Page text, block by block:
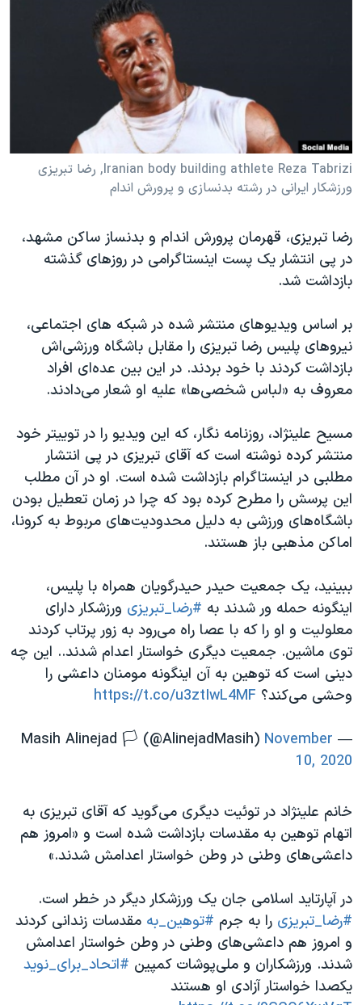
اسرائیل در جنگ
گالری عکس
آرشیو پخش زنده
حمله جمهوری اسلامی به اسرائیل
ورزش زنان در ایران
اعتراضات زن، زندگی، آزادی
مجموعه مستندهای دادخواهی
دادگاه حمید نوری
چهل سال گروگان‌گیری
اعتراضات مردمی آبان ۹۸
اسرائیل در جنگ
نرگس محمدی برنده جایزه نوبل صلح
صفحه‌های ویژه
سفر پرزیدنت ترامپ به چین
زبانهای مختلف
Iranian body building athlete Reza Tabrizi, رضا تبریزی
ورزشکار ایرانی در رشته بدنسازی و پرورش اندام
رضا تبریزی، قهرمان پرورش اندام و بدنساز ساکن مشهد،
در پی انتشار یک پست اینستاگرامی در روزهای گذشته
بازداشت شد.
بر اساس ویدیوهای منتشر شده در شبکه های اجتماعی،
نیروهای پلیس رضا تبریزی را مقابل باشگاه ورزشی‌اش
بازداشت کردند با خود بردند. در این بین عده‌ای افراد
معروف به «لباس شخصی‌ها» علیه او شعار می‌دادند.
مسیح علینژاد، روزنامه نگار، که این ویدیو را در توییتر خود
منتشر کرده نوشته است که آقای تبریزی در پی انتشار
مطلبی در اینستاگرام بازداشت شده است. او در آن مطلب
این پرسش را مطرح کرده بود که چرا در زمان تعطیل بودن
باشگاه‌های ورزشی به دلیل محدودیت‌های مربوط به کرونا،
اماکن مذهبی باز هستند.
ببینید، یک جمعیت حیدر حیدرگویان همراه با پلیس،
اینگونه حمله ور شدند به #رضا_تبریزی ورزشکار دارای
معلولیت و او را که با عصا راه می‌رود به زور پرتاب کردند
توی ماشین. جمعیت دیگری خواستار اعدام شدند.. این چه
دینی است که توهین به آن اینگونه مومنان داعشی را
وحشی می‌کند؟ https://t.co/u3ztIwL4MF
— Masih Alinejad 🏳️ (@AlinejadMasih)
November
10, 2020
خانم علینژاد در توئیت دیگری می‌گوید که آقای تبریزی به
اتهام توهین به مقدسات بازداشت شده است و «امروز هم
داعشی‌های وطنی در وطن خواستار اعدامش شدند.»
در آپارتاید اسلامی جان یک ورزشکار دیگر در خطر است.
#رضا_تبریزی را به جرم #توهین_به مقدسات زندانی کردند
و‌ امروز هم داعشی‌های وطنی در وطن خواستار اعدامش
شدند. ورزشکاران و ملی‌پوشات کمپین #اتحاد_برای_نوید
یکصدا خواستار آزادی او هستند